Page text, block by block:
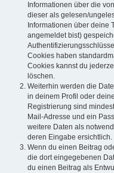
Informationen über die
dieser als gelesen/
Informationen über deine
angemeldet bist)
Cookies haben
Cookies kannst du
löschen.
Weiterhin werden die
in deinem Profil oder
Registrierung sind
Mail-Adresse und ein
weitere Daten als
deren Eingabe ersichtlich.
Wenn du einen Beitrag
die dort eingegebenen
du einen Beitrag als